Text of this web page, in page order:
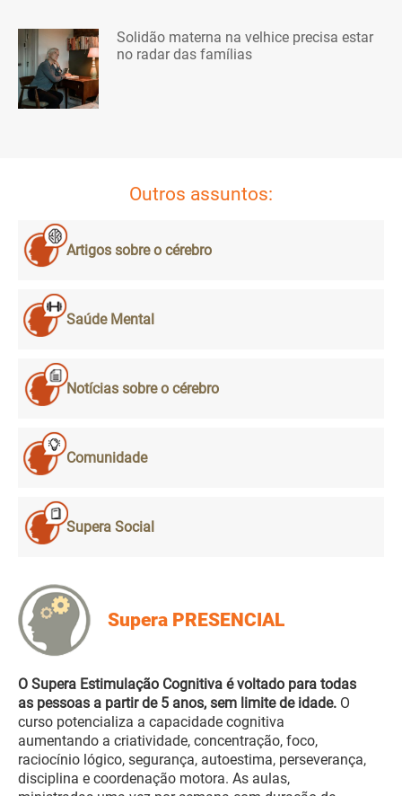
Solidão materna na velhice precisa estar
no radar das famílias
Outros assuntos:
Artigos sobre o cérebro
Saúde Mental
Notícias sobre o cérebro
Comunidade
Supera Social
Supera PRESENCIAL
O Supera Estimulação Cognitiva é voltado para todas
as pessoas a partir de 5 anos, sem limite de idade. O
curso potencializa a capacidade cognitiva
aumentando a criatividade, concentração, foco,
raciocínio lógico, segurança, autoestima, perseverança,
disciplina e coordenação motora. As aulas,